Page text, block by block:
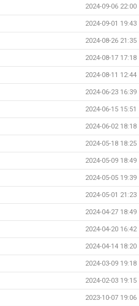
2024-09-06 22:00
2024-09-01 19:43
2024-08-26 21:35
2024-08-17 17:18
2024-08-11 12:44
2024-06-23 16:39
2024-06-15 15:51
2024-06-02 18:18
2024-05-18 18:25
2024-05-09 18:49
2024-05-05 19:39
2024-05-01 21:23
2024-04-27 18:49
2024-04-20 16:42
2024-04-14 18:20
2024-03-09 19:18
2024-02-03 19:15
2023-10-07 19:06